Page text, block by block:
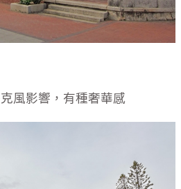
風影響，有種奢華感